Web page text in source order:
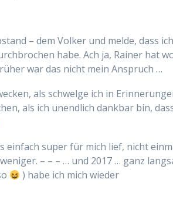
– dem Volker und melde, dass ich
habe. Ach ja, Rainer hat
war das nicht mein Anspruch …
als schwelge ich in
als ich unendlich dankbar bin,
einfach super für mich lief, nicht
– – – … und 2017 … ganz
) habe ich mich wieder